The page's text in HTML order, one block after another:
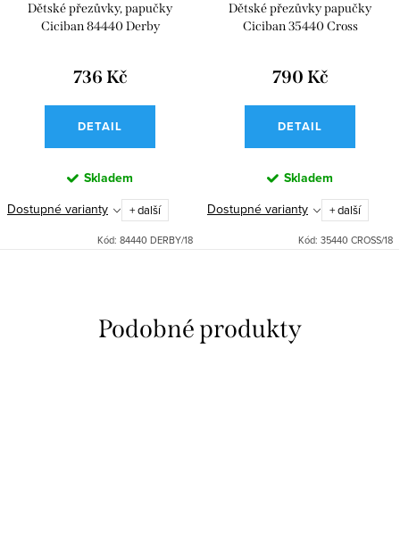
Dětské přezůvky, papučky
Ciciban 84440 Derby
736 Kč
DETAIL
Skladem
Dostupné varianty + další
Kód: 84440 DERBY/18
Dětské přezůvky papučky
Ciciban 35440 Cross
790 Kč
DETAIL
Skladem
Dostupné varianty + další
Kód: 35440 CROSS/18